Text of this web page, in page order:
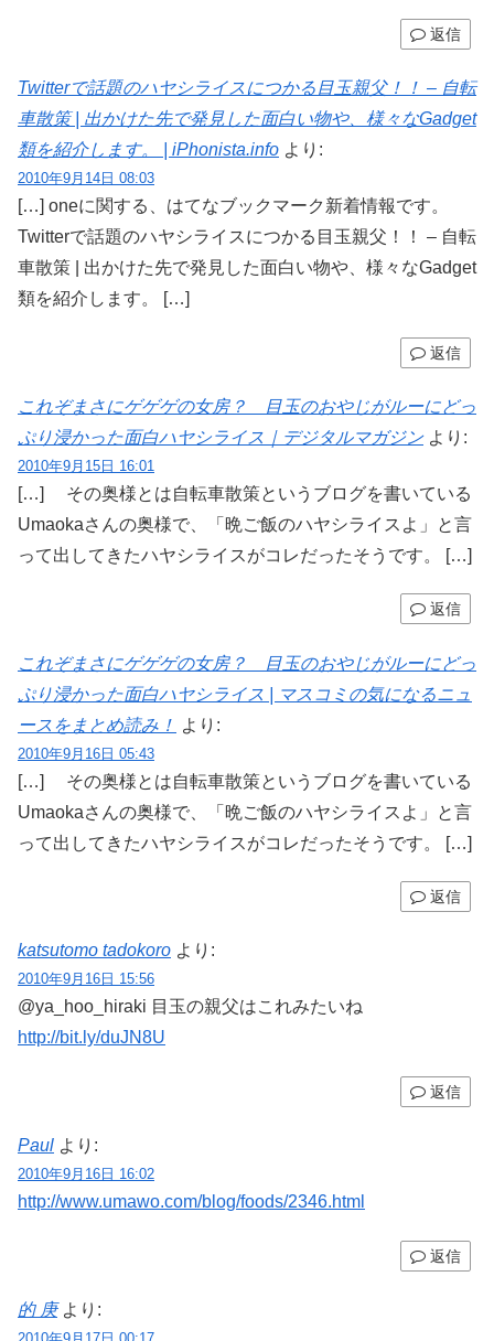
返信
Twitterで話題のハヤシライスにつかる目玉親父！！ – 自転
車散策 | 出かけた先で発見した面白い物や、様々なGadget
類を紹介します。 | iPhonista.info より:
2010年9月14日 08:03
[…] oneに関する、はてなブックマーク新着情報です。
Twitterで話題のハヤシライスにつかる目玉親父！！ – 自転
車散策 | 出かけた先で発見した面白い物や、様々なGadget
類を紹介します。 […]
返信
これぞまさにゲゲゲの女房？ 目玉のおやじがルーにどっ
ぷり浸かった面白ハヤシライス｜デジタルマガジン より:
2010年9月15日 16:01
[…] その奥様とは自転車散策というブログを書いている
Umaokaさんの奥様で、「晩ご飯のハヤシライスよ」と言
って出してきたハヤシライスがコレだったそうです。 […]
返信
これぞまさにゲゲゲの女房？ 目玉のおやじがルーにどっ
ぷり浸かった面白ハヤシライス | マスコミの気になるニュ
ースをまとめ読み！ より:
2010年9月16日 05:43
[…] その奥様とは自転車散策というブログを書いている
Umaokaさんの奥様で、「晩ご飯のハヤシライスよ」と言
って出してきたハヤシライスがコレだったそうです。 […]
返信
katsutomo tadokoro より:
2010年9月16日 15:56
@ya_hoo_hiraki 目玉の親父はこれみたいね
http://bit.ly/duJN8U
返信
Paul より:
2010年9月16日 16:02
http://www.umawo.com/blog/foods/2346.html
返信
的 庚 より: